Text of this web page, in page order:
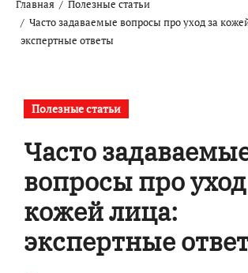
Главная
Полезные статьи
Часто задаваемые вопросы про уход за
экспертные ответы
Полезные статьи
Часто
вопросы про
кожей лица:
экспертные